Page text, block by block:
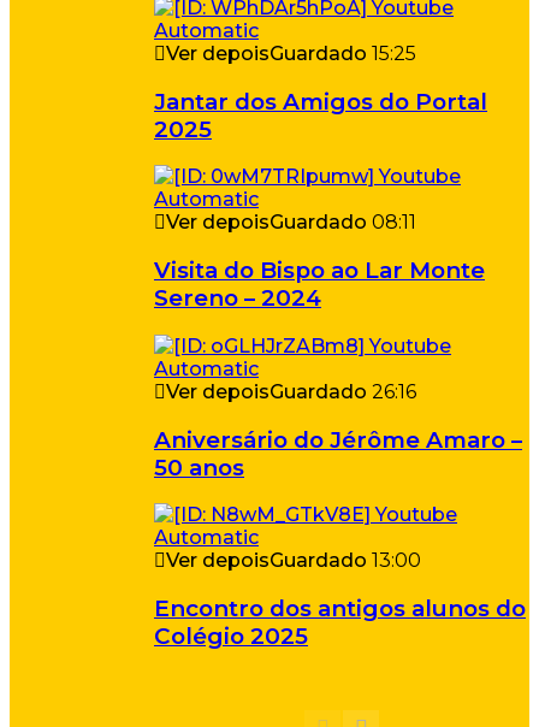
Ver depoisGuardado 15:25
Jantar dos Amigos do Portal
2025
Ver depoisGuardado 08:11
Visita do Bispo ao Lar Monte
Sereno – 2024
Ver depoisGuardado 26:16
Aniversário do Jérôme Amaro –
50 anos
Ver depoisGuardado 13:00
Encontro dos antigos alunos do
Colégio 2025